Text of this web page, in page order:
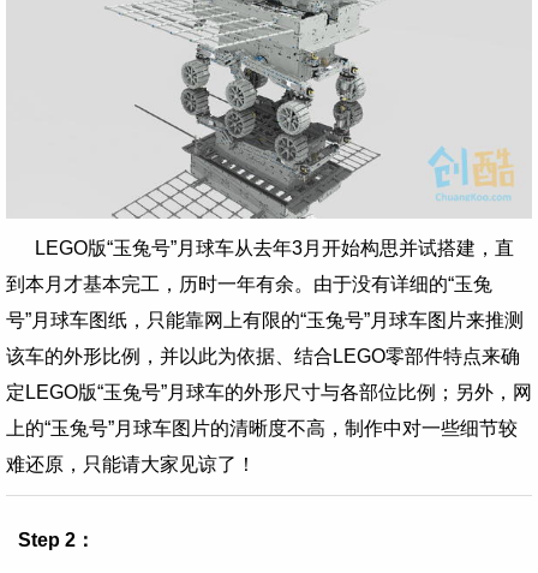
LEGO版“玉兔号”月球车从去年3月开始构思并试搭建，直
到本月才基本完工，历时一年有余。由于没有详细的“玉兔
号”月球车图纸，只能靠网上有限的“玉兔号”月球车图片来推测
该车的外形比例，并以此为依据、结合LEGO零部件特点来确
定 LEGO版“玉兔号”月球车的外形尺寸与各部位比例；另外，网
上的“玉兔号”月球车图片的清晰度不高，制作中对一些细节较
难还原，只能请大家见谅了！
Step 2：